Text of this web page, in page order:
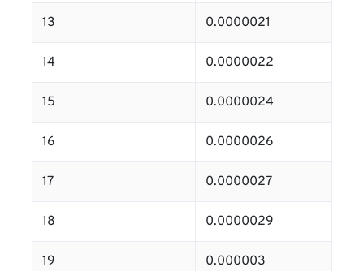
13 0.0000021
14 0.0000022
15 0.0000024
16 0.0000026
17 0.0000027
18 0.0000029
19 0.000003